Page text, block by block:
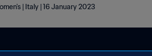
| Italy | 16 January 2023